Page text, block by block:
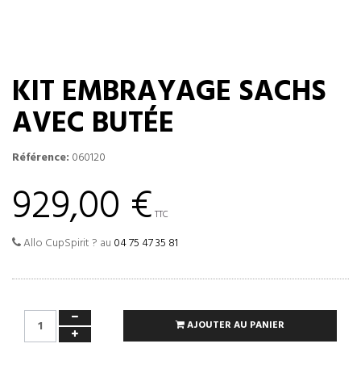
KIT EMBRAYAGE SACHS
AVEC BUTÉE
Référence: 060120
929,00 € TTC
Allo CupSpirit ? au 04 75 47 35 81
AJOUTER AU PANIER